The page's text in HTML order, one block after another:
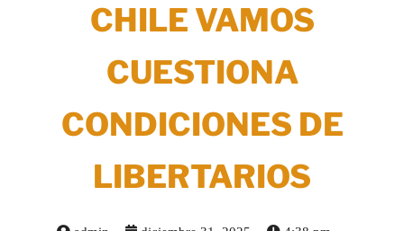
CHILE VAMOS
CUESTIONA
CONDICIONES DE
LIBERTARIOS